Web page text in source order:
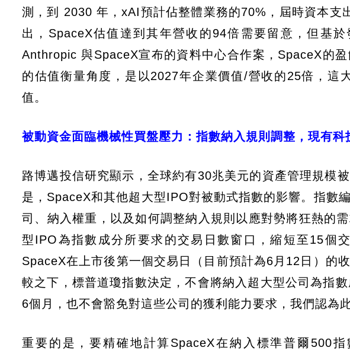
測，到 2030 年，xAI預計佔整體業務的70%，屆時資本支
出，SpaceX估值達到其年營收的94倍需要留意，但基
Anthropic 與SpaceX宣布的資料中心合作案，SpaceX的
的估值衡量角度，是以2027年企業價值/營收的25倍，這
值。
被動資金面臨機械性買盤壓力：指數納入規則調整，現有科
路博邁投信研究顯示，全球約有30兆美元的資產管理規模
是，SpaceX和其他超大型IPO對被動式指數的影響。指數
司、納入權重，以及如何調整納入規則以應對勢將狂熱的
型IPO為指數成分所要求的交易日數窗口，縮短至15個
SpaceX在上市後第一個交易日（目前預計為6月12日）的
較之下，標普道瓊指數決定，不會將納入超大型公司為指
6個月，也不會豁免對這些公司的獲利能力要求，我們認為
重要的是，要精確地計算SpaceX在納入標準普爾500